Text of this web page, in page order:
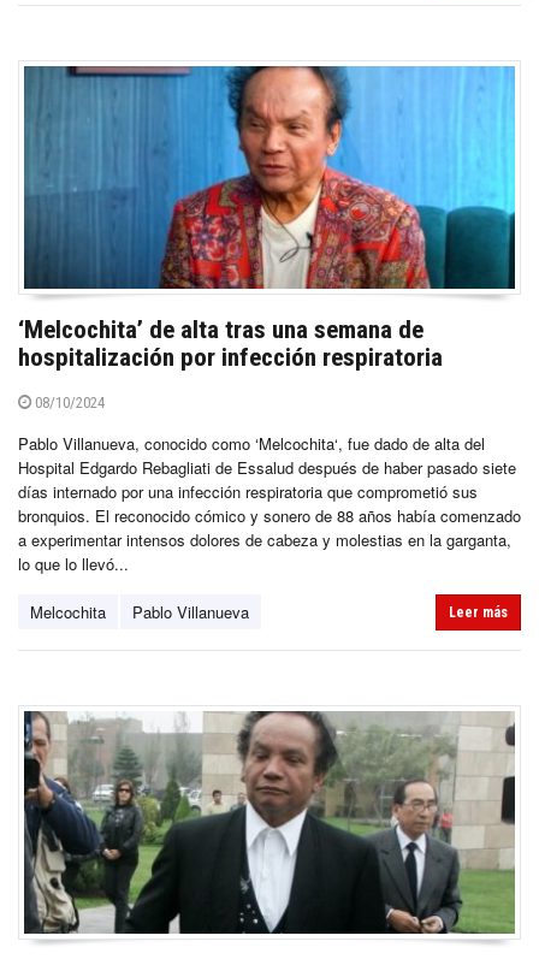
‘Melcochita’ de alta tras una semana de
hospitalización por infección respiratoria
08/10/2024
Pablo Villanueva, conocido como ‘Melcochita‘, fue dado de alta del
Hospital Edgardo Rebagliati de Essalud después de haber pasado siete
días internado por una infección respiratoria que comprometió sus
bronquios. El reconocido cómico y sonero de 88 años había comenzado
a experimentar intensos dolores de cabeza y molestias en la garganta,
lo que lo llevó...
Melcochita Pablo Villanueva Leer más